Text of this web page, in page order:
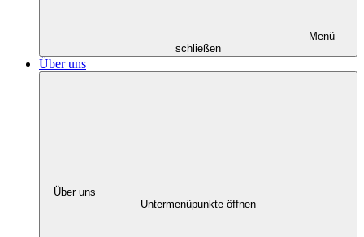
Menü
schließen
Über uns
Über uns
Untermenüpunkte öffnen